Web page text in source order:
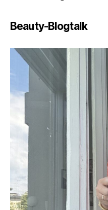
Beauty-Blogtalk